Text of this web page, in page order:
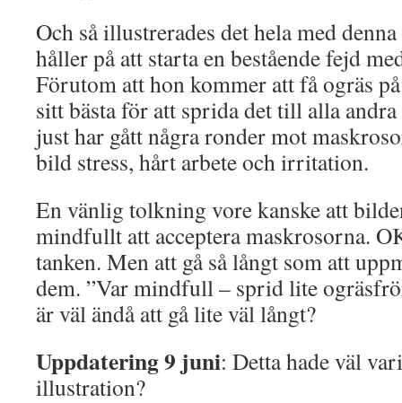
Och så illustrerades det hela med
håller på att starta en bestående fejd
Förutom att hon kommer att få ogräs
sitt bästa för att sprida det till alla
just har gått några ronder mot
bild stress, hårt arbete och irritation.
En vänlig tolkning vore kanske att
mindfullt att acceptera maskrosorna.
tanken. Men att gå så långt som att
dem. ”Var mindfull – sprid lite
är väl ändå att gå lite väl långt?
Uppdatering 9 juni: Detta hade väl
illustration?